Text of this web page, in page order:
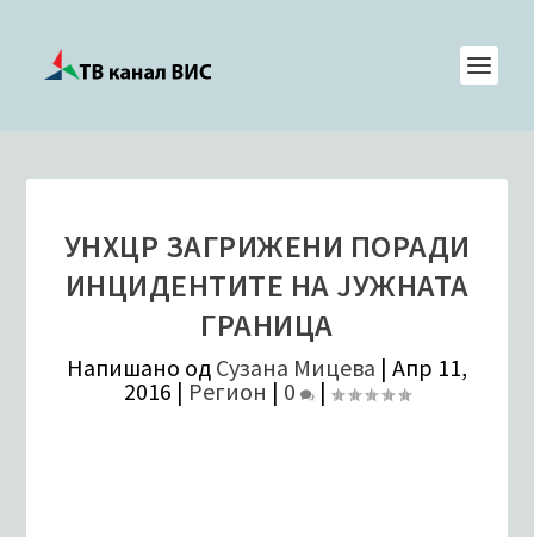
УНХЦР ЗАГРИЖЕНИ ПОРАДИ
ИНЦИДЕНТИТЕ НА ЈУЖНАТА
ГРАНИЦА
Напишано од Сузана Мицева | Апр 11,
2016 | Регион | 0 |